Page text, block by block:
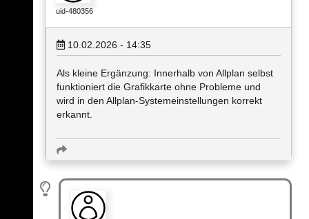
uid-480356
10.02.2026 - 14:35
Als kleine Ergänzung: Innerhalb von Allplan selbst
funktioniert die Grafikkarte ohne Probleme und
wird in den Allplan-Systemeinstellungen korrekt
erkannt.